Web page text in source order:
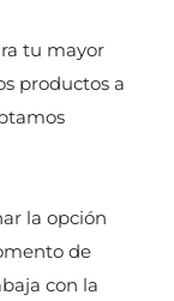
tu mayor
productos a
la opción
de
con la